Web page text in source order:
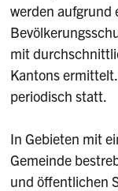
werden aufgrund
mit
Kantons
periodisch statt.
In Gebieten mit
Gemeinde
und öffentlichen